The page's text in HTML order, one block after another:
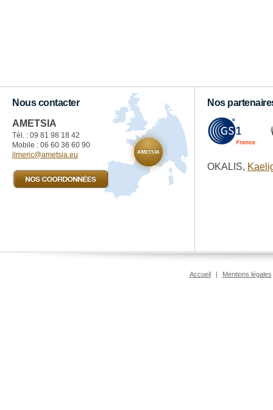
Nous contacter
AMETSIA
Tél. : 09 81 98 18 42‬
Mobile : 06 60 36 60 90
jlmeric@ametsia.eu
Nos
OKALIS,
Accueil | Mentions légales